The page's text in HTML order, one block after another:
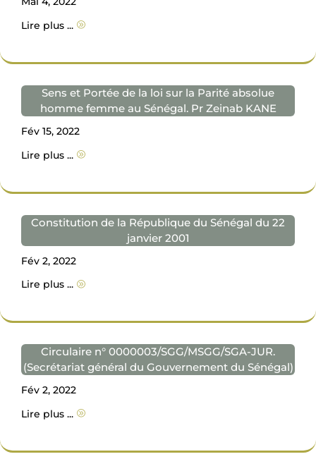
Lire plus ... A
Sens et Portée de la loi sur la Parité absolue
homme femme au Sénégal. Pr Zeinab KANE
Fév 15, 2022
Lire plus ... A
Constitution de la République du Sénégal du 22
janvier 2001
Fév 2, 2022
Lire plus ... A
Circulaire n° 0000003/SGG/MSGG/SGA-JUR.
(Secrétariat général du Gouvernement du Sénégal)
Fév 2, 2022
Lire plus ... A